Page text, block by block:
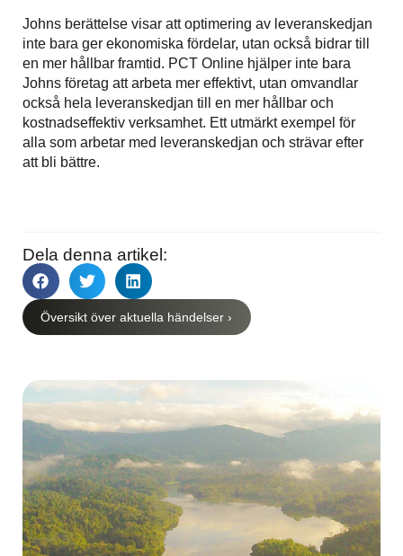
Johns berättelse visar att optimering av leveranskedjan
inte bara ger ekonomiska fördelar, utan också bidrar till
en mer hållbar framtid. PCT Online hjälper inte bara
Johns företag att arbeta mer effektivt, utan omvandlar
också hela leveranskedjan till en mer hållbar och
kostnadseffektiv verksamhet. Ett utmärkt exempel för
alla som arbetar med leveranskedjan och strävar efter
att bli bättre.
Dela denna artikel:
Översikt över aktuella händelser ›